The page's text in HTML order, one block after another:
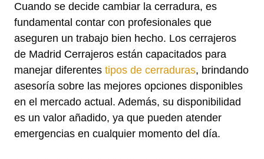
Cuando se decide cambiar la cerradura, es
fundamental contar con profesionales que
aseguren un trabajo bien hecho. Los cerrajeros
de Madrid Cerrajeros están capacitados para
manejar diferentes tipos de cerraduras, brindando
asesoría sobre las mejores opciones disponibles
en el mercado actual. Además, su disponibilidad
es un valor añadido, ya que pueden atender
emergencias en cualquier momento del día.